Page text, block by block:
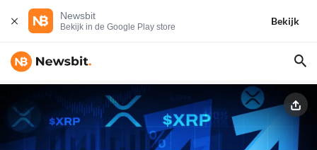
Newsbit
Bekijk in de Google Play store
Bekijk